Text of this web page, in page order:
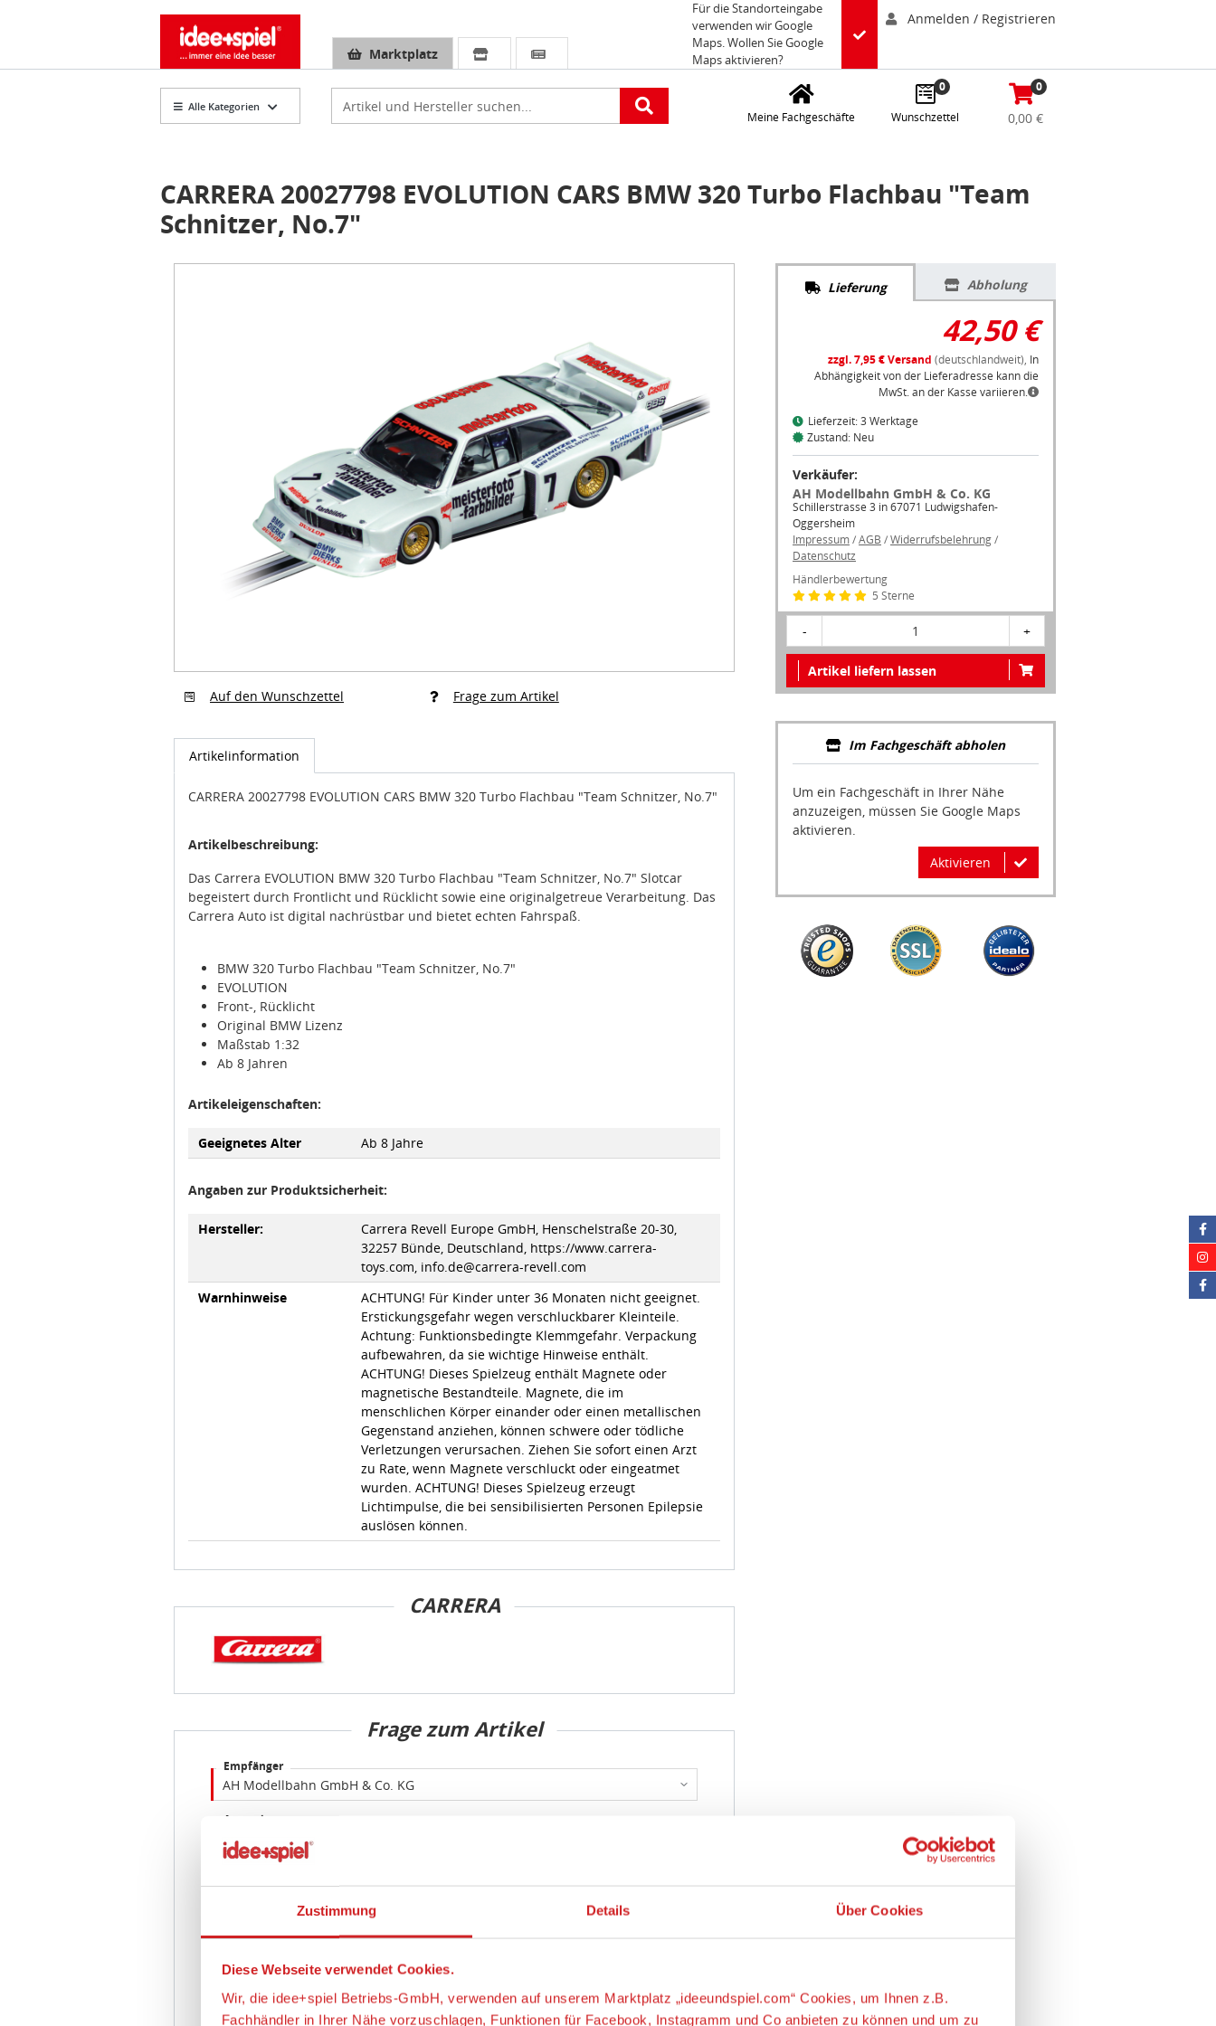
Zustimmung Details Über Cookies
Diese Webseite verwendet Cookies.
Wir, die idee+spiel Betriebs-GmbH, verwenden auf unserem Marktplatz „ideeundspiel.com“ Cookies, um Ihnen z.B.
Fachhändler in Ihrer Nähe vorzuschlagen, Funktionen für Facebook, Instagramm und Co anbieten zu können und um zu
Marktplatz
Für die Standorteingabe
verwenden wir Google
Maps. Wollen Sie Google
Maps aktivieren?
Anmelden / Registrieren
Alle Kategorien
Meine Fachgeschäfte
0
Wunschzettel
0
0,00 €
CARRERA 20027798 EVOLUTION CARS BMW 320 Turbo Flachbau "Team
Schnitzer, No.7"
Auf den Wunschzettel Frage zum Artikel
Artikelinformation
CARRERA 20027798 EVOLUTION CARS BMW 320 Turbo Flachbau "Team Schnitzer, No.7"
Artikelbeschreibung:
Das Carrera EVOLUTION BMW 320 Turbo Flachbau "Team Schnitzer, No.7" Slotcar
begeistert durch Frontlicht und Rücklicht sowie eine originalgetreue Verarbeitung. Das
Carrera Auto ist digital nachrüstbar und bietet echten Fahrspaß.
BMW 320 Turbo Flachbau "Team Schnitzer, No.7"
EVOLUTION
Front-, Rücklicht
Original BMW Lizenz
Maßstab 1:32
Ab 8 Jahren
Artikeleigenschaften:
Geeignetes Alter Ab 8 Jahre
Angaben zur Produktsicherheit:
Hersteller:
Carrera Revell Europe GmbH, Henschelstraße 20-30,
32257 Bünde, Deutschland, https://www.carrera-
toys.com, info.de@carrera-revell.com
Warnhinweise
ACHTUNG! Für Kinder unter 36 Monaten nicht geeignet.
Erstickungsgefahr wegen verschluckbarer Kleinteile.
Achtung: Funktionsbedingte Klemmgefahr. Verpackung
aufbewahren, da sie wichtige Hinweise enthält.
ACHTUNG! Dieses Spielzeug enthält Magnete oder
magnetische Bestandteile. Magnete, die im
menschlichen Körper einander oder einen metallischen
Gegenstand anziehen, können schwere oder tödliche
Verletzungen verursachen. Ziehen Sie sofort einen Arzt
zu Rate, wenn Magnete verschluckt oder eingeatmet
wurden. ACHTUNG! Dieses Spielzeug erzeugt
Lichtimpulse, die bei sensibilisierten Personen Epilepsie
auslösen können.
CARRERA
Frage zum Artikel
Empfänger
Absender
Abschicken
Lieferung Abholung
42,50 €
zzgl. 7,95 € Versand (deutschlandweit), In
Abhängigkeit von der Lieferadresse kann die
MwSt. an der Kasse variieren.
Lieferzeit: 3 Werktage
Zustand: Neu
Verkäufer:
AH Modellbahn GmbH & Co. KG
Schillerstrasse 3 in 67071 Ludwigshafen-
Oggersheim
Impressum/AGB /Widerrufsbelehrung/
Datenschutz
Händlerbewertung
5 Sterne
- 1 +
Artikel liefern lassen
Im Fachgeschäft abholen
Um ein Fachgeschäft in Ihrer Nähe
anzuzeigen, müssen Sie Google Maps
aktivieren.
Aktivieren